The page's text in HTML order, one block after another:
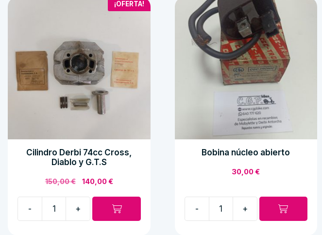
¡OFERTA!
Cilindro Derbi 74cc Cross,
Diablo y G.T.S
150,00€
El
original
150,00 €.
140,00€El
es:
140,00 €.
- +
Bobina núcleo abierto
30,00€
- +